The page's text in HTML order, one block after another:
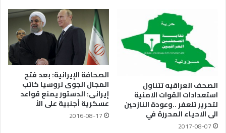
الصحف العراقيه تتناول
استعدادات القوات الامنية
لتحرير تلعفر ..وعودة النازحين
الى الاحياء المحررة في
2017-08-07
الصحافة الإيرانية: بعد فتح
المجال الجوى لروسيا كاتب
إيرانى: الدستور يمنع قواعد
عسكرية أجنبية على الأ
2016-08-17